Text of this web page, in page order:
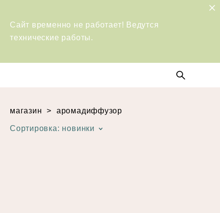
Сайт временно не работает! Ведутся
технические работы.
магазин > аромадиффузор
Сортировка: новинки